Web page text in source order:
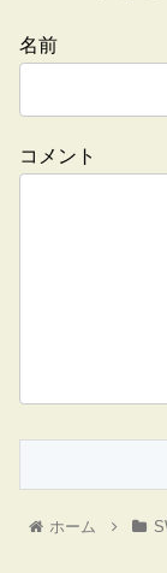
名前
コメント
ホーム